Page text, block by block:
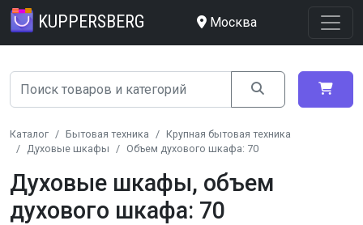
KUPPERSBERG Москва
Каталог Бытовая техника
Крупная бытовая техника
Духовые шкафы
Объем духового шкафа: 70
Духовые шкафы, объем
духового шкафа: 70